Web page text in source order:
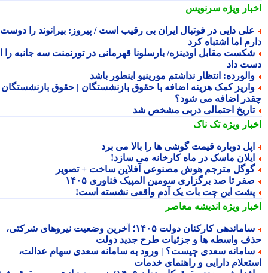
ویژهسرنویس
دایی در فوتبال ایران بی رقیب است / پیروز: بیرانوند را دوست
اما اشتباه کرد
مقابل اودینزه/ بارسلونا قهرمانی در تورنمنت سه جانبه را از
داد
انتظار نداشتم مورینیو اینطور باشد
کمک هزینه اضافه با حقوق بازنشستگان | حقوق بازنشستگان
اضافه می شود؟
احتمالی دربی مشخص شد
ویژهتک ناک
دوباره قیمت گوشی ها را بالا می برد
ماسک در ماه کارخانه می سازد!
مترجم هوش مصنوعی آفلاین ساخت + تصویر
تا صد برگزاری سومین المپیک فناوری ۱۴۰۵
این چت بات یک آدم واقعی نشسته است!
ویژهاندیشه معاصر
ساماندهی کارکنان دولت ۱۴۰۵؛ آخرین وضعیت نیروهای شرکتی،
واسطه ها و جزئیات طرح جدید دولت
سعدی چیست؟ | ورود به سامانه سعدی سهام عدالت،
دارایی و راهنمای خدمات